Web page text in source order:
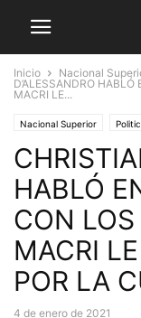
Inicio Nacional
D’ALESSANDRO
MACRI LE...
Nacional Superior
HABLÓ
CON
MACRI
POR LA
4 de enero de 2021